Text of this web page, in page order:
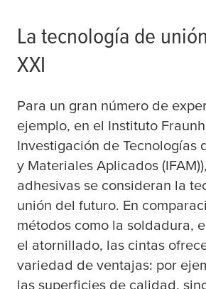
La tecnología de
XXI
Para un gran número de
ejemplo, en el Instituto
Investigación de Tecnologías
y Materiales Aplicados
adhesivas se consideran la
unión del futuro. En
métodos como la soldadura,
el atornillado, las cintas
variedad de ventajas: por
las superficies de calidad,